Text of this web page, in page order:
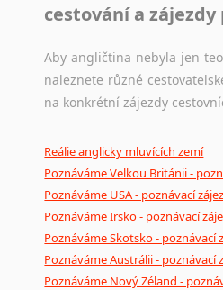
cestování a
Aby angličtina nebyla jen
naleznete různé
na konkrétní zájezdy
Reálie anglicky mluvících zemí
Poznáváme Velkou Británii -
Poznáváme USA - poznávací
Poznáváme Irsko - poznávací
Poznáváme Skotsko - poznávací
Poznáváme Austrálii - poznávací
Poznáváme Nový Zéland -